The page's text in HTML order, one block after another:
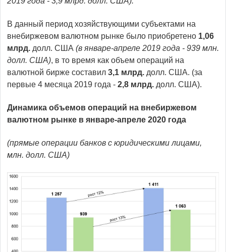
В данный период хозяйствующими субъектами на
внебиржевом валютном рынке было приобретено 1,06
млрд. долл. США (в январе-апреле 2019 года - 939 млн.
долл. США), в то время как объем операций на
валютной бирже составил 3,1 млрд. долл. США. (за
первые 4 месяца 2019 года - 2,8 млрд. долл. США).
Динамика объемов операций на внебиржевом
валютном рынке в январе-апреле 2020 года
(прямые операции банков с юридическими лицами,
млн. долл. США)